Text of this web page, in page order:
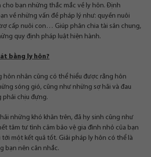
cho bạn những thắc mắc về ly hôn. Định
về những vấn đề pháp lý như: quyền nuôi
cấp nuôi con… Giúp phân chia tài sản chung,
quy định pháp luật hiện hành.
bằng ly hôn?
hôn nhân cũng có thể hiểu được rằng hôn
sóng gió, cũng như những sợ hãi và đau
phải chịu đựng.
những khó khăn trên, đã hy sinh cũng như
tâm tư tình cảm bảo vệ gia đình nhỏ của bạn
tới một kết quả tốt. Giải pháp ly hôn có thể là
bạn nên cân nhắc.